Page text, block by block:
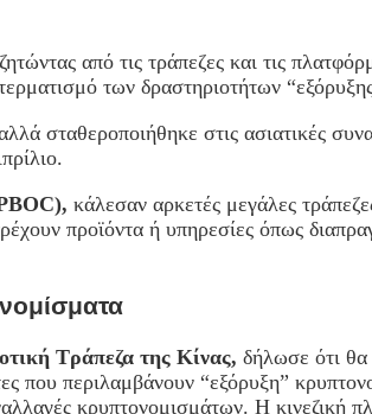
από τις τράπεζες και τις
των δραστηριοτήτων
σταθεροποιήθηκε στις ασιατικές
κάλεσαν αρκετές μεγάλες
προϊόντα ή υπηρεσίες όπως
Τράπεζα της Κίνας, δήλωσε ότι θα
που περιλαμβάνουν “εξόρυξη”
κρυπτονομισμάτων. Η